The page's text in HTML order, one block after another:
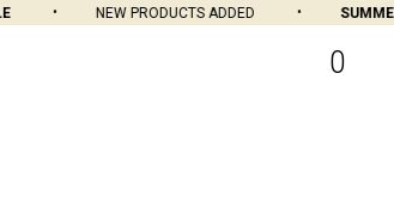
NEW PRODUCTS ADDED SUMMER
0